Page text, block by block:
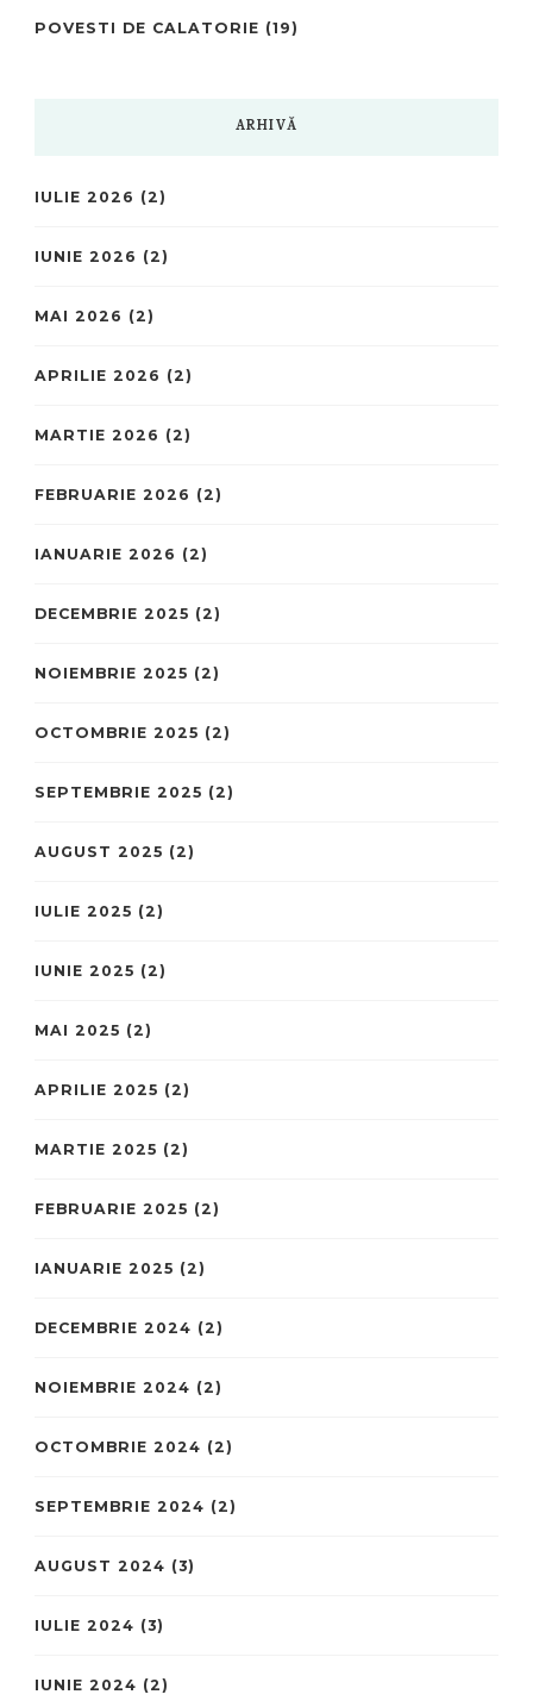
POVESTI DE CALATORIE (19)
ARHIVĂ
IULIE 2026 (2)
IUNIE 2026 (2)
MAI 2026 (2)
APRILIE 2026 (2)
MARTIE 2026 (2)
FEBRUARIE 2026 (2)
IANUARIE 2026 (2)
DECEMBRIE 2025 (2)
NOIEMBRIE 2025 (2)
OCTOMBRIE 2025 (2)
SEPTEMBRIE 2025 (2)
AUGUST 2025 (2)
IULIE 2025 (2)
IUNIE 2025 (2)
MAI 2025 (2)
APRILIE 2025 (2)
MARTIE 2025 (2)
FEBRUARIE 2025 (2)
IANUARIE 2025 (2)
DECEMBRIE 2024 (2)
NOIEMBRIE 2024 (2)
OCTOMBRIE 2024 (2)
SEPTEMBRIE 2024 (2)
AUGUST 2024 (3)
IULIE 2024 (3)
IUNIE 2024 (2)